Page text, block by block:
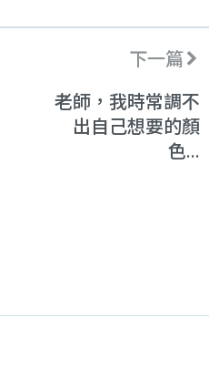
下一篇
老師，我時常調不
出自己想要的顏
色...